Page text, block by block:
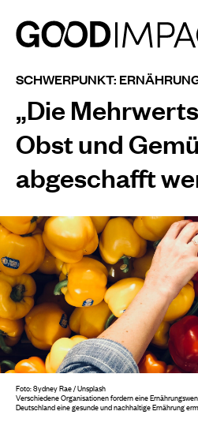
SCHWERPUNKT:
„Die
Obst und
abgeschafft
Foto: Sydney Rae / Unsplash
Verschiedene Organisationen fordern eine
Deutschland eine gesunde und nachhaltige Ernährung